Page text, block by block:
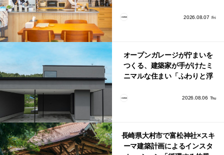
2026.08.07 Fri
オープンガレージが佇まいを
つくる、建築家が手がけたミ
ニマルな住まい「ふわりと浮
2026.08.06 Thu
長崎県大村市で富松神社×スキ
ーマ建築計画によるインスタ